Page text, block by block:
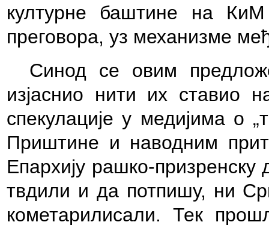
културне баштине на
преговора, уз механизме
Синод се овим
изјаснио нити их ставио
спекулације у медијима о
Приштине и наводним
Епархију рашко-призренску
твдили и да потпишу, ни
кометарилисали. Тек